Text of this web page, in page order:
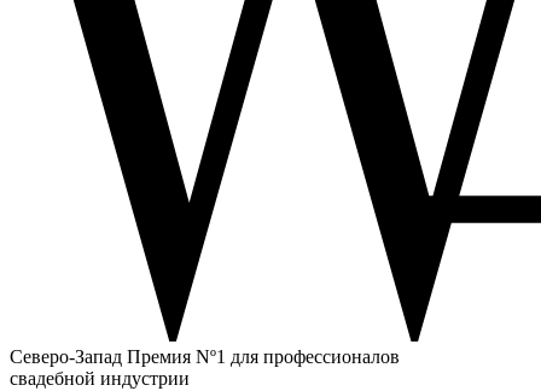
Северо-Запад Премия Nº1 для профессионалов
свадебной индустрии